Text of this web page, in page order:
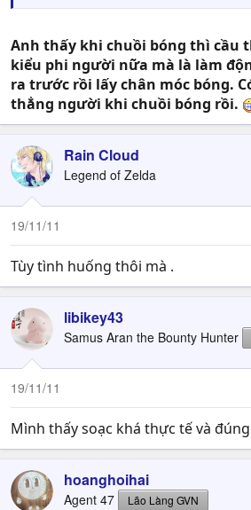
Anh thấy khi chuồi bóng thì cầu
kiểu phi người nữa mà là làm
ra trước rồi lấy chân móc bóng.
thẳng người khi chuồi bóng rồi.
Rain Cloud
Legend of Zelda
19/11/11
Tùy tình huống thôi mà .
libikey43
Samus Aran the Bounty Hunter
19/11/11
Mình thấy soạc khá thực tế và
hoanghoihai
Agent 47 Lão Làng GVN